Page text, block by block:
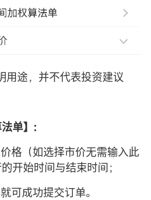
用途，并不代表投资建议
单】:
格（如选择市价无需输入此
开始时间与结束时间；
可成功提交订单。